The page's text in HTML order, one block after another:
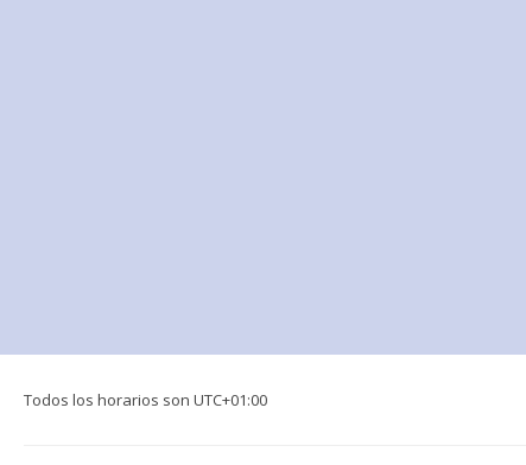
Todos los horarios son UTC+01:00